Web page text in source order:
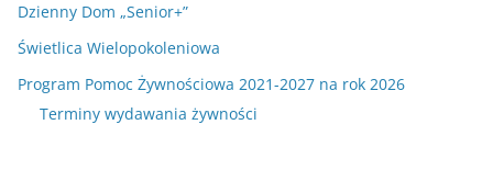
Dzienny Dom „Senior+”
Świetlica Wielopokoleniowa
Program Pomoc Żywnościowa 2021-2027 na rok 2026
Terminy wydawania żywności